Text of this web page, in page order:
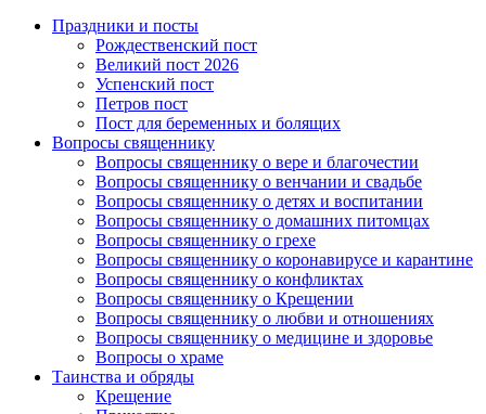
Праздники и посты
Рождественский пост
Великий пост 2026
Успенский пост
Петров пост
Пост для беременных и болящих
Вопросы священнику
Вопросы священнику о вере и благочестии
Вопросы священнику о венчании и свадьбе
Вопросы священнику о детях и воспитании
Вопросы священнику о домашних питомцах
Вопросы священнику о грехе
Вопросы священнику о коронавирусе и карантине
Вопросы священнику о конфликтах
Вопросы священнику о Крещении
Вопросы священнику о любви и отношениях
Вопросы священнику о медицине и здоровье
Вопросы о храме
Таинства и обряды
Крещение